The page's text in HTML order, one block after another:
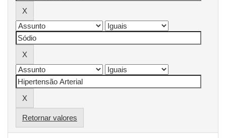
Retornar valores